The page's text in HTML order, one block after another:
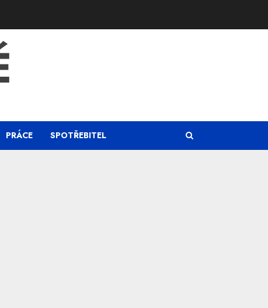
PRÁCE SPOTŘEBITEL